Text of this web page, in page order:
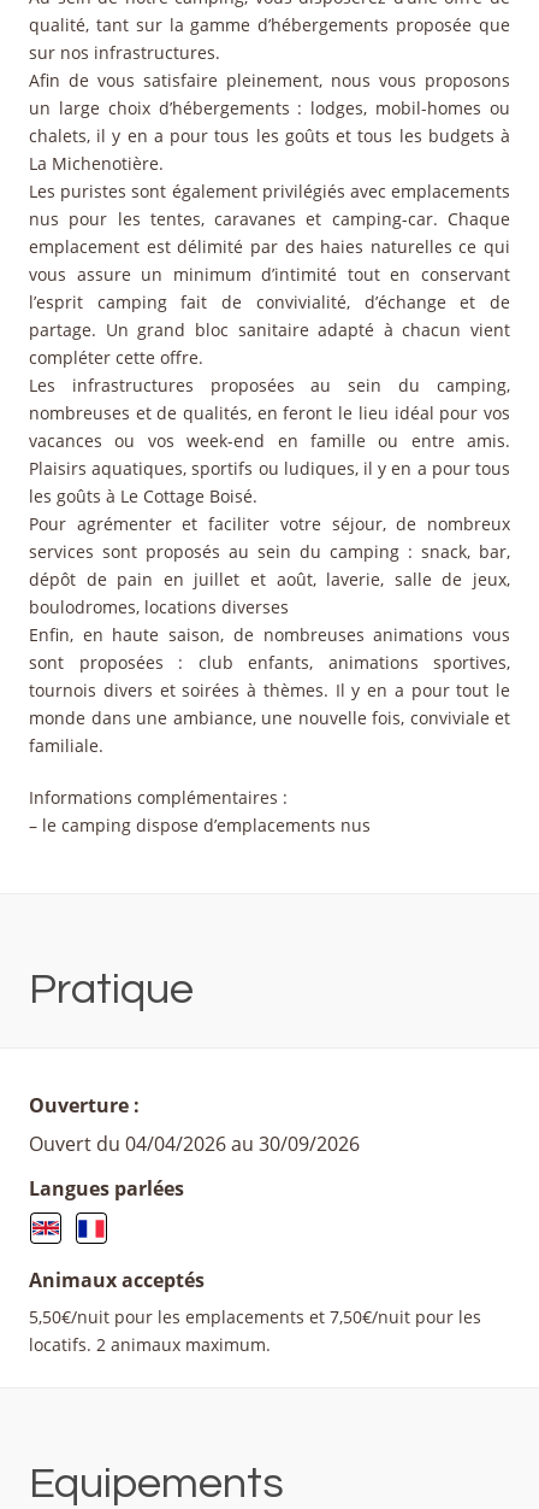
qualité, tant sur la gamme d’hébergements proposée que
sur nos infrastructures.
Afin de vous satisfaire pleinement, nous vous proposons
un large choix d’hébergements : lodges, mobil-homes ou
chalets, il y en a pour tous les goûts et tous les budgets à
La Michenotière.
Les puristes sont également privilégiés avec emplacements
nus pour les tentes, caravanes et camping-car. Chaque
emplacement est délimité par des haies naturelles ce qui
vous assure un minimum d’intimité tout en conservant
l’esprit camping fait de convivialité, d’échange et de
partage. Un grand bloc sanitaire adapté à chacun vient
compléter cette offre.
Les infrastructures proposées au sein du camping,
nombreuses et de qualités, en feront le lieu idéal pour vos
vacances ou vos week-end en famille ou entre amis.
Plaisirs aquatiques, sportifs ou ludiques, il y en a pour tous
les goûts à Le Cottage Boisé.
Pour agrémenter et faciliter votre séjour, de nombreux
services sont proposés au sein du camping : snack, bar,
dépôt de pain en juillet et août, laverie, salle de jeux,
boulodromes, locations diverses
Enfin, en haute saison, de nombreuses animations vous
sont proposées : club enfants, animations sportives,
tournois divers et soirées à thèmes. Il y en a pour tout le
monde dans une ambiance, une nouvelle fois, conviviale et
familiale.
Informations complémentaires :
– le camping dispose d’emplacements nus
Pratique
Ouverture :
Ouvert du 04/04/2026 au 30/09/2026
Langues parlées
Animaux acceptés
5,50€/nuit pour les emplacements et 7,50€/nuit pour les
locatifs. 2 animaux maximum.
Equipements